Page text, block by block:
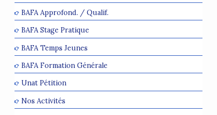
BAFA Approfond. / Qualif.
BAFA Stage Pratique
BAFA Temps Jeunes
BAFA Formation Générale
Unat Pétition
Nos Activités